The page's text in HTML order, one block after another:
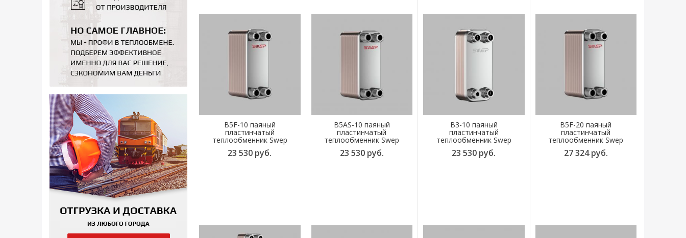
B5F-10 паяный
пластинчатый
теплообменник Swep
23 530 руб.
B5AS-10 паяный
пластинчатый
теплообменник Swep
23 530 руб.
B3-10 паяный
пластинчатый
теплообменник Swep
23 530 руб.
B5F-20 паяный
пластинчатый
теплообменник Swep
27 324 руб.